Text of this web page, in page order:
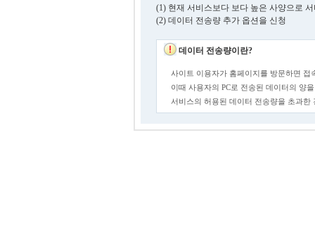
(1) 현재 서비스보다 보다 높은 사양으로
(2) 데이터 전송량 추가 옵션을 신청
데이터 전송량이란?
사이트 이용자가 홈페이지를 방문하면 접
이때 사용자의 PC로 전송된 데이터의 양
서비스의 허용된 데이터 전송량을 초과